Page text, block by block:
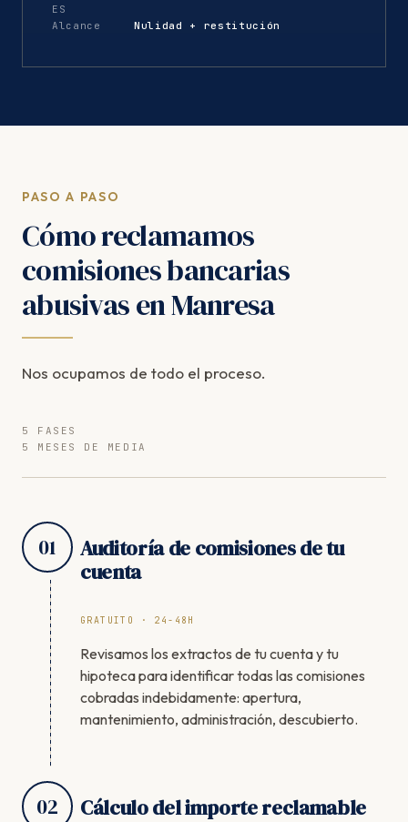
ES
Alcance Nulidad + restitución
PASO A PASO
Cómo reclamamos
comisiones bancarias
abusivas en Manresa
Nos ocupamos de todo el proceso.
5 FASES
5 MESES DE MEDIA
01
Auditoría de comisiones de tu
cuenta
GRATUITO · 24-48H
Revisamos los extractos de tu cuenta y tu
hipoteca para identificar todas las comisiones
cobradas indebidamente: apertura,
mantenimiento, administración, descubierto.
02 Cálculo del importe reclamable